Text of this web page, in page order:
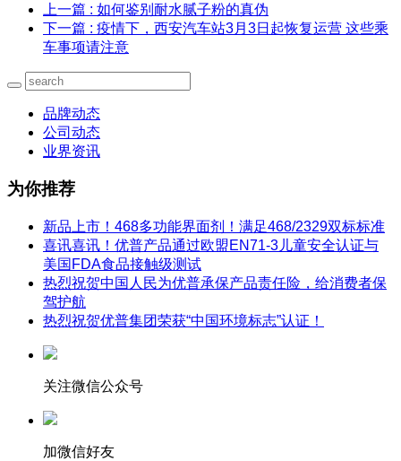
上一篇 : 如何鉴别耐水腻子粉的真伪
下一篇 : 疫情下，西安汽车站3月3日起恢复运营 这些乘
车事项请注意
品牌动态
公司动态
业界资讯
为你推荐
新品上市！468多功能界面剂！满足468/2329双标标准
喜讯喜讯！优普产品通过欧盟EN71-3儿童安全认证与
美国FDA食品接触级测试
热烈祝贺中国人民为优普承保产品责任险，给消费者保
驾护航
热烈祝贺优普集团荣获“中国环境标志”认证！
关注微信公众号
加微信好友